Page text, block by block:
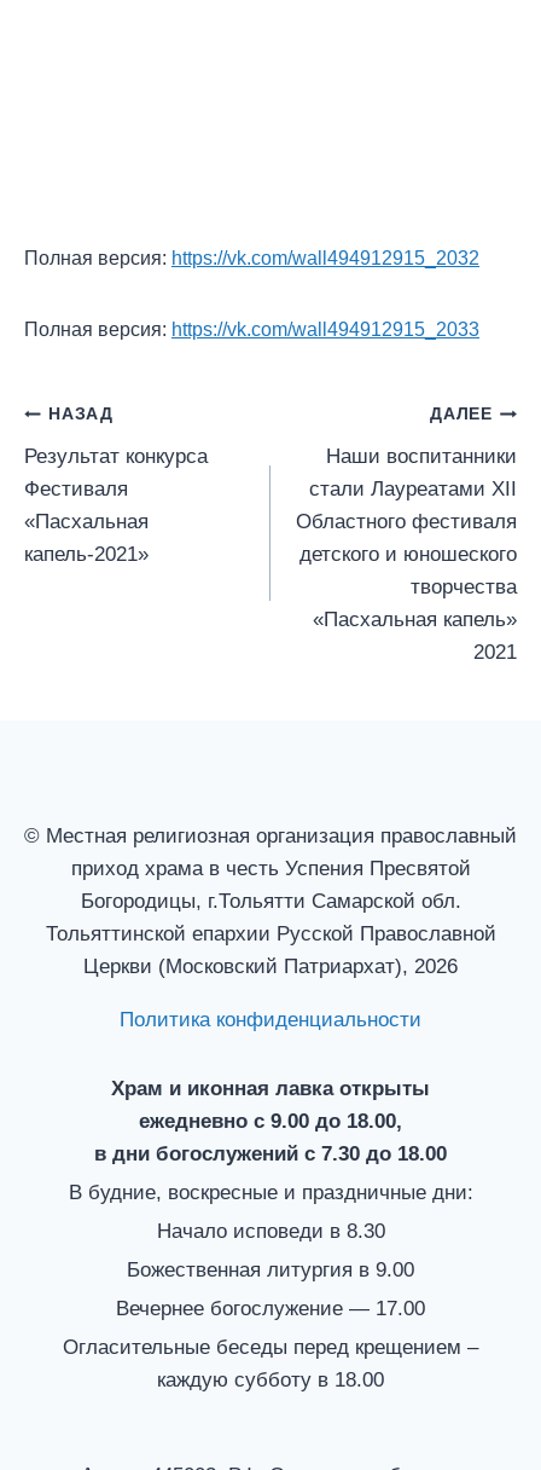
Полная версия: https://vk.com/wall494912915_2032
Полная версия: https://vk.com/wall494912915_2033
Навигация
по
записям
НАЗАД
Результат конкурса
Фестиваля
«Пасхальная
капель-2021»
ДАЛЕЕ
Наши воспитанники
стали Лауреатами XII
Областного фестиваля
детского и юношеского
творчества
«Пасхальная капель»
2021
© Местная религиозная организация православный
приход храма в честь Успения Пресвятой
Богородицы, г.Тольятти Самарской обл.
Тольяттинской епархии Русской Православной
Церкви (Московский Патриархат), 2026
Политика конфиденциальности
Храм и иконная лавка открыты
ежедневно с 9.00 до 18.00,
в дни богослужений с 7.30 до 18.00
В будние, воскресные и праздничные дни:
Начало исповеди в 8.30
Божественная литургия в 9.00
Вечернее богослужение — 17.00
Огласительные беседы перед крещением –
каждую субботу в 18.00